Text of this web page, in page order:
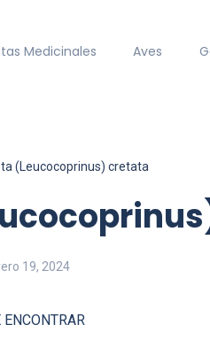
Medicinales Aves
(Leucocoprinus) cretata
19, 2024